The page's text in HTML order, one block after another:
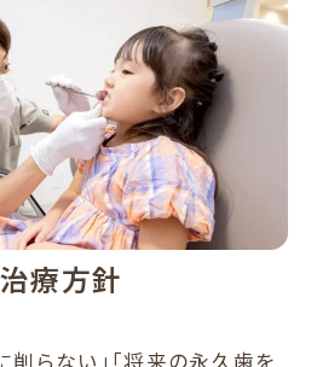
療方針
らない」「将来の永久歯を